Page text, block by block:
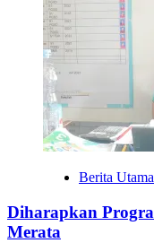
about
Wagub
Papua
Selatan
Tuding
Masyarakat
Kerap
Salah
Gunakan
Bantuan
UMKM
Berita Utama
Diharapkan
Merata